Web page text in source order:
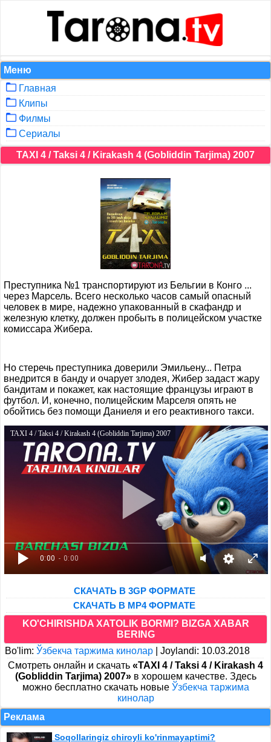
Меню
Главная
Клипы
Филмы
Сериалы
TAXI 4 / Taksi 4 / Kirakash 4 (Gobliddin Tarjima) 2007
Преступника №1 транспортируют из Бельгии в Конго ...
через Марсель. Всего несколько часов самый опасный
человек в мире, надежно упакованный в скафандр и
железную клетку, должен пробыть в полицейском участке
комиссара Жибера.
Но стеречь преступника доверили Эмильену... Петра
внедрится в банду и очарует злодея, Жибер задаст жару
бандитам и покажет, как настоящие французы играют в
футбол. И, конечно, полицейским Марселя опять не
обойтись без помощи Даниеля и его реактивного такси.
0:00 - 0:00
TAXI 4 / Taksi 4 / Kirakash 4 (Gobliddin Tarjima) 2007
CКАЧАТЬ В 3GP ФОРМАТЕ
СКАЧАТЬ В MP4 ФОРМАТЕ
KO'CHIRISHDA XATOLIK BORMI? BIZGA XABAR
BERING
Bo'lim: Ўзбекча таржима кинолар
Joylandi: 10.03.2018
Cмотреть онлайн и скачать «TAXI 4 / Taksi 4 / Kirakash 4
(Gobliddin Tarjima) 2007»в хорошем качестве. Здесь
можно бесплатно скачать новые Ўзбекча таржима
кинолар
Реклама
Soqollaringiz chiroyli ko'rinmayaptimi?